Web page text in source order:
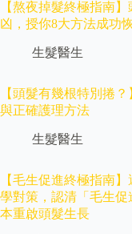
【熬夜掉髮終極指南
凶，授你8大方法成功
生髮醫生
【頭髮有幾根特別捲
與正確護理方法
生髮醫生
【毛生促進終極指南
學對策，認清「毛生
本重啟頭髮生長